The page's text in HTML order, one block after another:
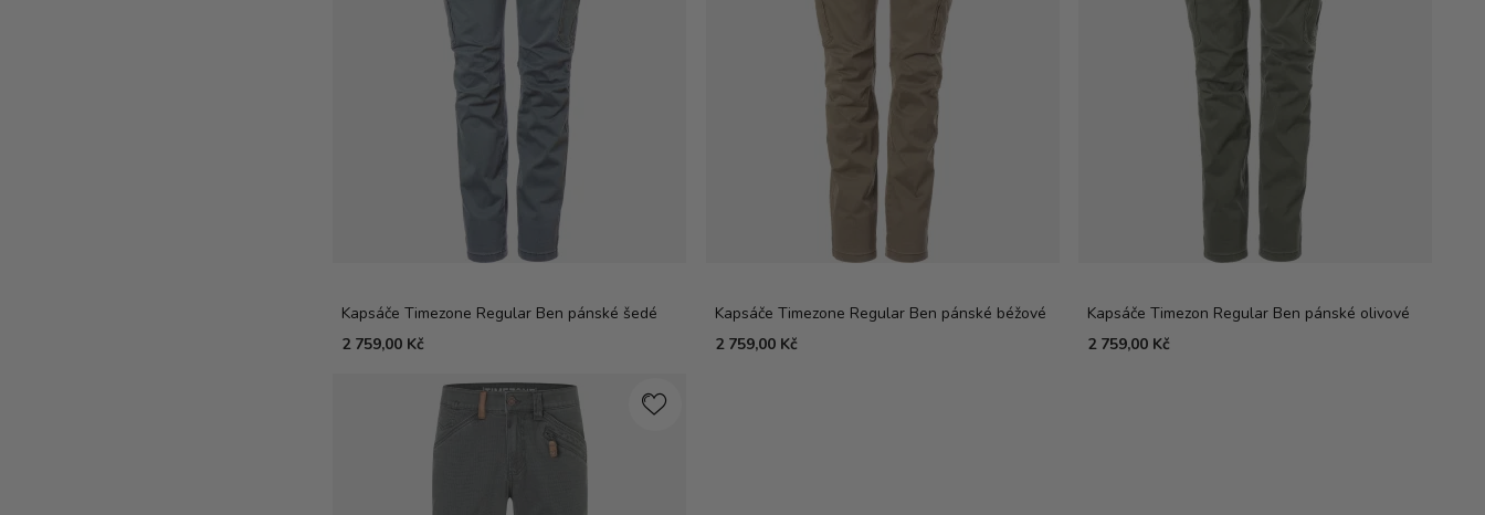
Kapsáče Timezone Regular Ben pánské šedé
2 759,00 Kč
Kapsáče Timezone Regular Ben pánské béžové
2 759,00 Kč
Kapsáče Timezon Regular Ben pánské olivové
2 759,00 Kč